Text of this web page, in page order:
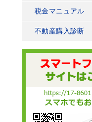
税金マニュアル
不動産購入診断